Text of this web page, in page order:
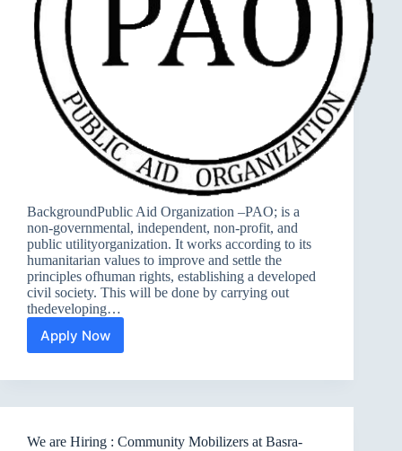
BackgroundPublic Aid Organization –PAO; is a
non-governmental, independent, non-profit, and
public utilityorganization. It works according to its
humanitarian values to improve and settle the
principles ofhuman rights, establishing a developed
civil society. This will be done by carrying out
thedeveloping…
Apply Now
We
Hiring
Field
at Basra-
We are Hiring : Community Mobilizers at Basra-